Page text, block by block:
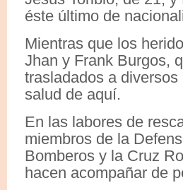
éste último de
Mientras que los
Jhan y Frank Burgos,
trasladados a diversos
salud de aquí.
En las labores de
miembros de la
Bomberos y la Cruz
hacen acompañar de